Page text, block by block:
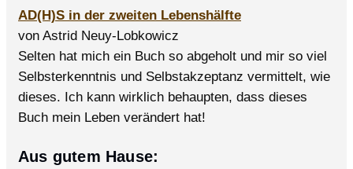
AD(H)S in der zweiten Lebenshälfte
von Astrid Neuy-Lobkowicz
Selten hat mich ein Buch so abgeholt und mir so viel
Selbsterkenntnis und Selbstakzeptanz vermittelt, wie
dieses. Ich kann wirklich behaupten, dass dieses
Buch mein Leben verändert hat!
Aus gutem Hause: